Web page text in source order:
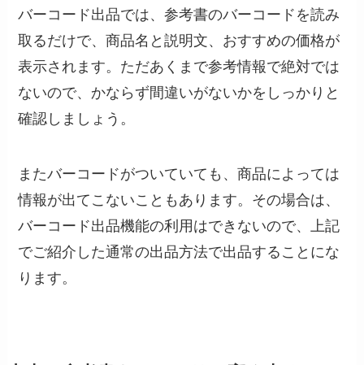
バーコード出品では、参考書のバーコードを読み
取るだけで、商品名と説明文、おすすめの価格が
表示されます。ただあくまで参考情報で絶対では
ないので、かならず間違いがないかをしっかりと
確認しましょう。
またバーコードがついていても、商品によっては
情報が出てこないこともあります。その場合は、
バーコード出品機能の利用はできないので、上記
でご紹介した通常の出品方法で出品することにな
ります。